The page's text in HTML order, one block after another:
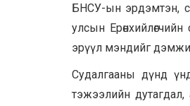
БНСУ-ын эрдэмтэн,
улсын
эрүүл мэндийг
Судалгааны дүнд
тэжээлийн